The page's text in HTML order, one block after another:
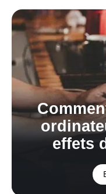
effets